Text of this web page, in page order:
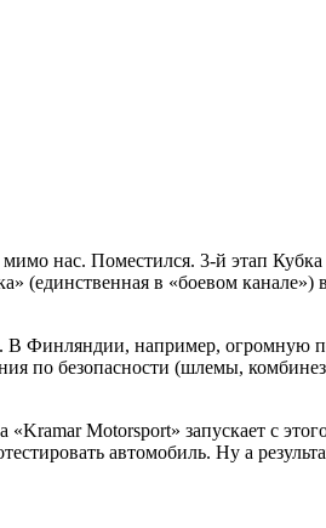
нас. Поместился. 3-й этап Кубка
(единственная в «боевом канале»)
В Финляндии, например, огромную
по безопасности (шлемы,
Motorsport» запускает с
автомобиль. Ну а